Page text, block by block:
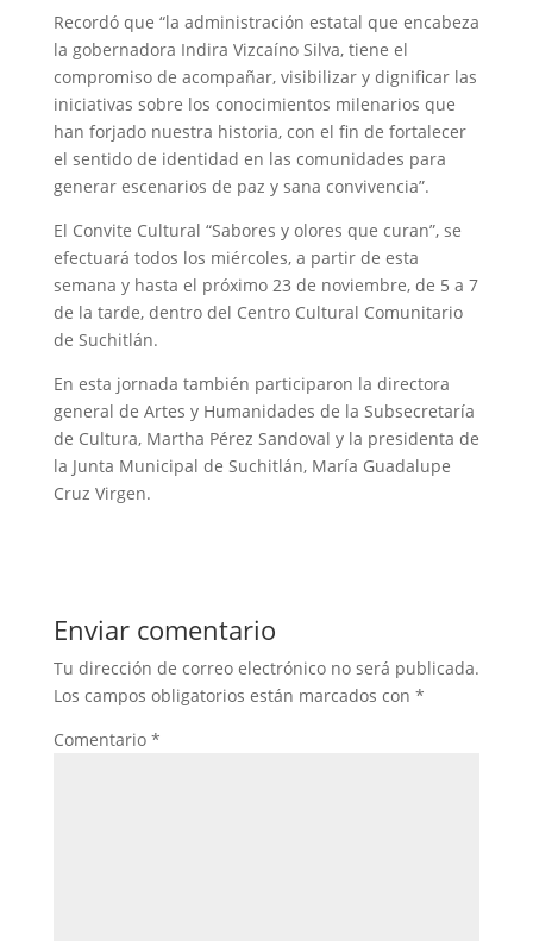
Recordó que “la administración estatal que encabeza
la gobernadora Indira Vizcaíno Silva, tiene el
compromiso de acompañar, visibilizar y dignificar las
iniciativas sobre los conocimientos milenarios que
han forjado nuestra historia, con el fin de fortalecer
el sentido de identidad en las comunidades para
generar escenarios de paz y sana convivencia”.
El Convite Cultural “Sabores y olores que curan”, se
efectuará todos los miércoles, a partir de esta
semana y hasta el próximo 23 de noviembre, de 5 a 7
de la tarde, dentro del Centro Cultural Comunitario
de Suchitlán.
En esta jornada también participaron la directora
general de Artes y Humanidades de la Subsecretaría
de Cultura, Martha Pérez Sandoval y la presidenta de
la Junta Municipal de Suchitlán, María Guadalupe
Cruz Virgen.
Enviar comentario
Tu dirección de correo electrónico no será publicada.
Los campos obligatorios están marcados con *
Comentario *